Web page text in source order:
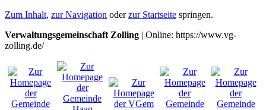
Zum Inhalt, zur Navigation oderzur Startseite springen.
Verwaltungsgemeinschaft Zolling | Online: https://www.vg-
zolling.de/